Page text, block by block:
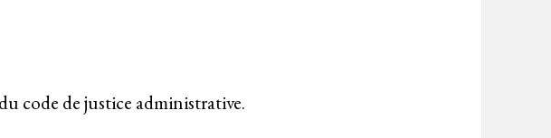
code de justice administrative.